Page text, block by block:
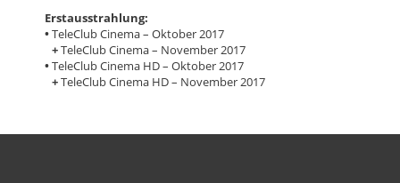
Erstausstrahlung:
•TeleClub Cinema – Oktober 2017
+TeleClub Cinema – November 2017
•TeleClub Cinema HD – Oktober 2017
+TeleClub Cinema HD – November 2017